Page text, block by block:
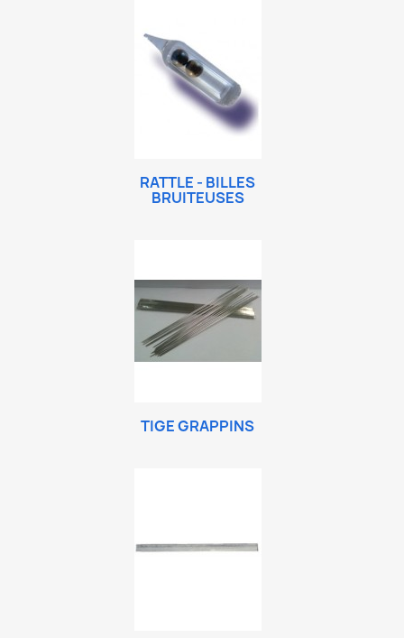
RATTLE - BILLES
BRUITEUSES
TIGE GRAPPINS